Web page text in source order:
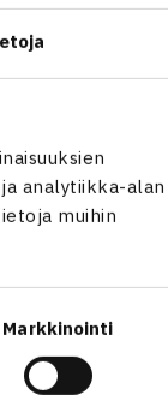
analytiikka-alan
muihin
Markkinointi
Haase syötti
mutta tulevasta
kanssa
mitä
ottelussa
ja tuon